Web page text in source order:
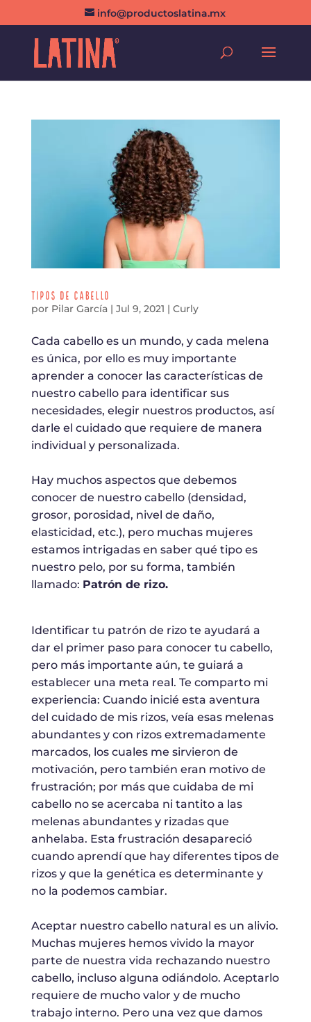
info@productoslatina.mx
Tipos de Cabello
por Pilar García| Jul 9, 2021 | Curly
Cada cabello es un mundo, y cada melena
es única, por ello es muy importante
aprender a conocer las características de
nuestro cabello para identificar sus
necesidades, elegir nuestros productos, así
darle el cuidado que requiere de manera
individual y personalizada.
Hay muchos aspectos que debemos
conocer de nuestro cabello (densidad,
grosor, porosidad, nivel de daño,
elasticidad, etc.), pero muchas mujeres
estamos intrigadas en saber qué tipo es
nuestro pelo, por su forma, también
llamado: Patrón de rizo.
Identificar tu patrón de rizo te ayudará a
dar el primer paso para conocer tu cabello,
pero más importante aún, te guiará a
establecer una meta real. Te comparto mi
experiencia: Cuando inicié esta aventura
del cuidado de mis rizos, veía esas melenas
abundantes y con rizos extremadamente
marcados, los cuales me sirvieron de
motivación, pero también eran motivo de
frustración; por más que cuidaba de mi
cabello no se acercaba ni tantito a las
melenas abundantes y rizadas que
anhelaba. Esta frustración desapareció
cuando aprendí que hay diferentes tipos de
rizos y que la genética es determinante y
no la podemos cambiar.
Aceptar nuestro cabello natural es un alivio.
Muchas mujeres hemos vivido la mayor
parte de nuestra vida rechazando nuestro
cabello, incluso alguna odiándolo. Aceptarlo
requiere de mucho valor y de mucho
trabajo interno. Pero una vez que damos